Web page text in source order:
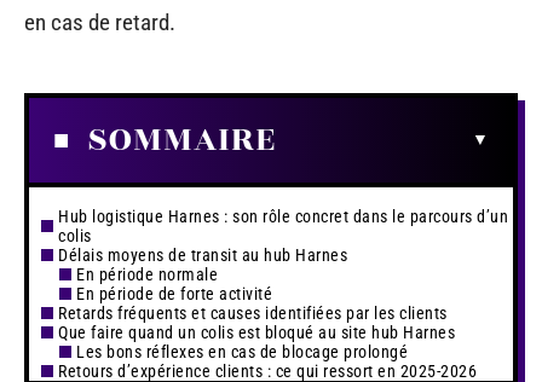
en cas de retard.
SOMMAIRE
Hub logistique Harnes : son rôle concret dans le parcours d’un
colis
Délais moyens de transit au hub Harnes
En période normale
En période de forte activité
Retards fréquents et causes identifiées par les clients
Que faire quand un colis est bloqué au site hub Harnes
Les bons réflexes en cas de blocage prolongé
Retours d’expérience clients : ce qui ressort en 2025-2026